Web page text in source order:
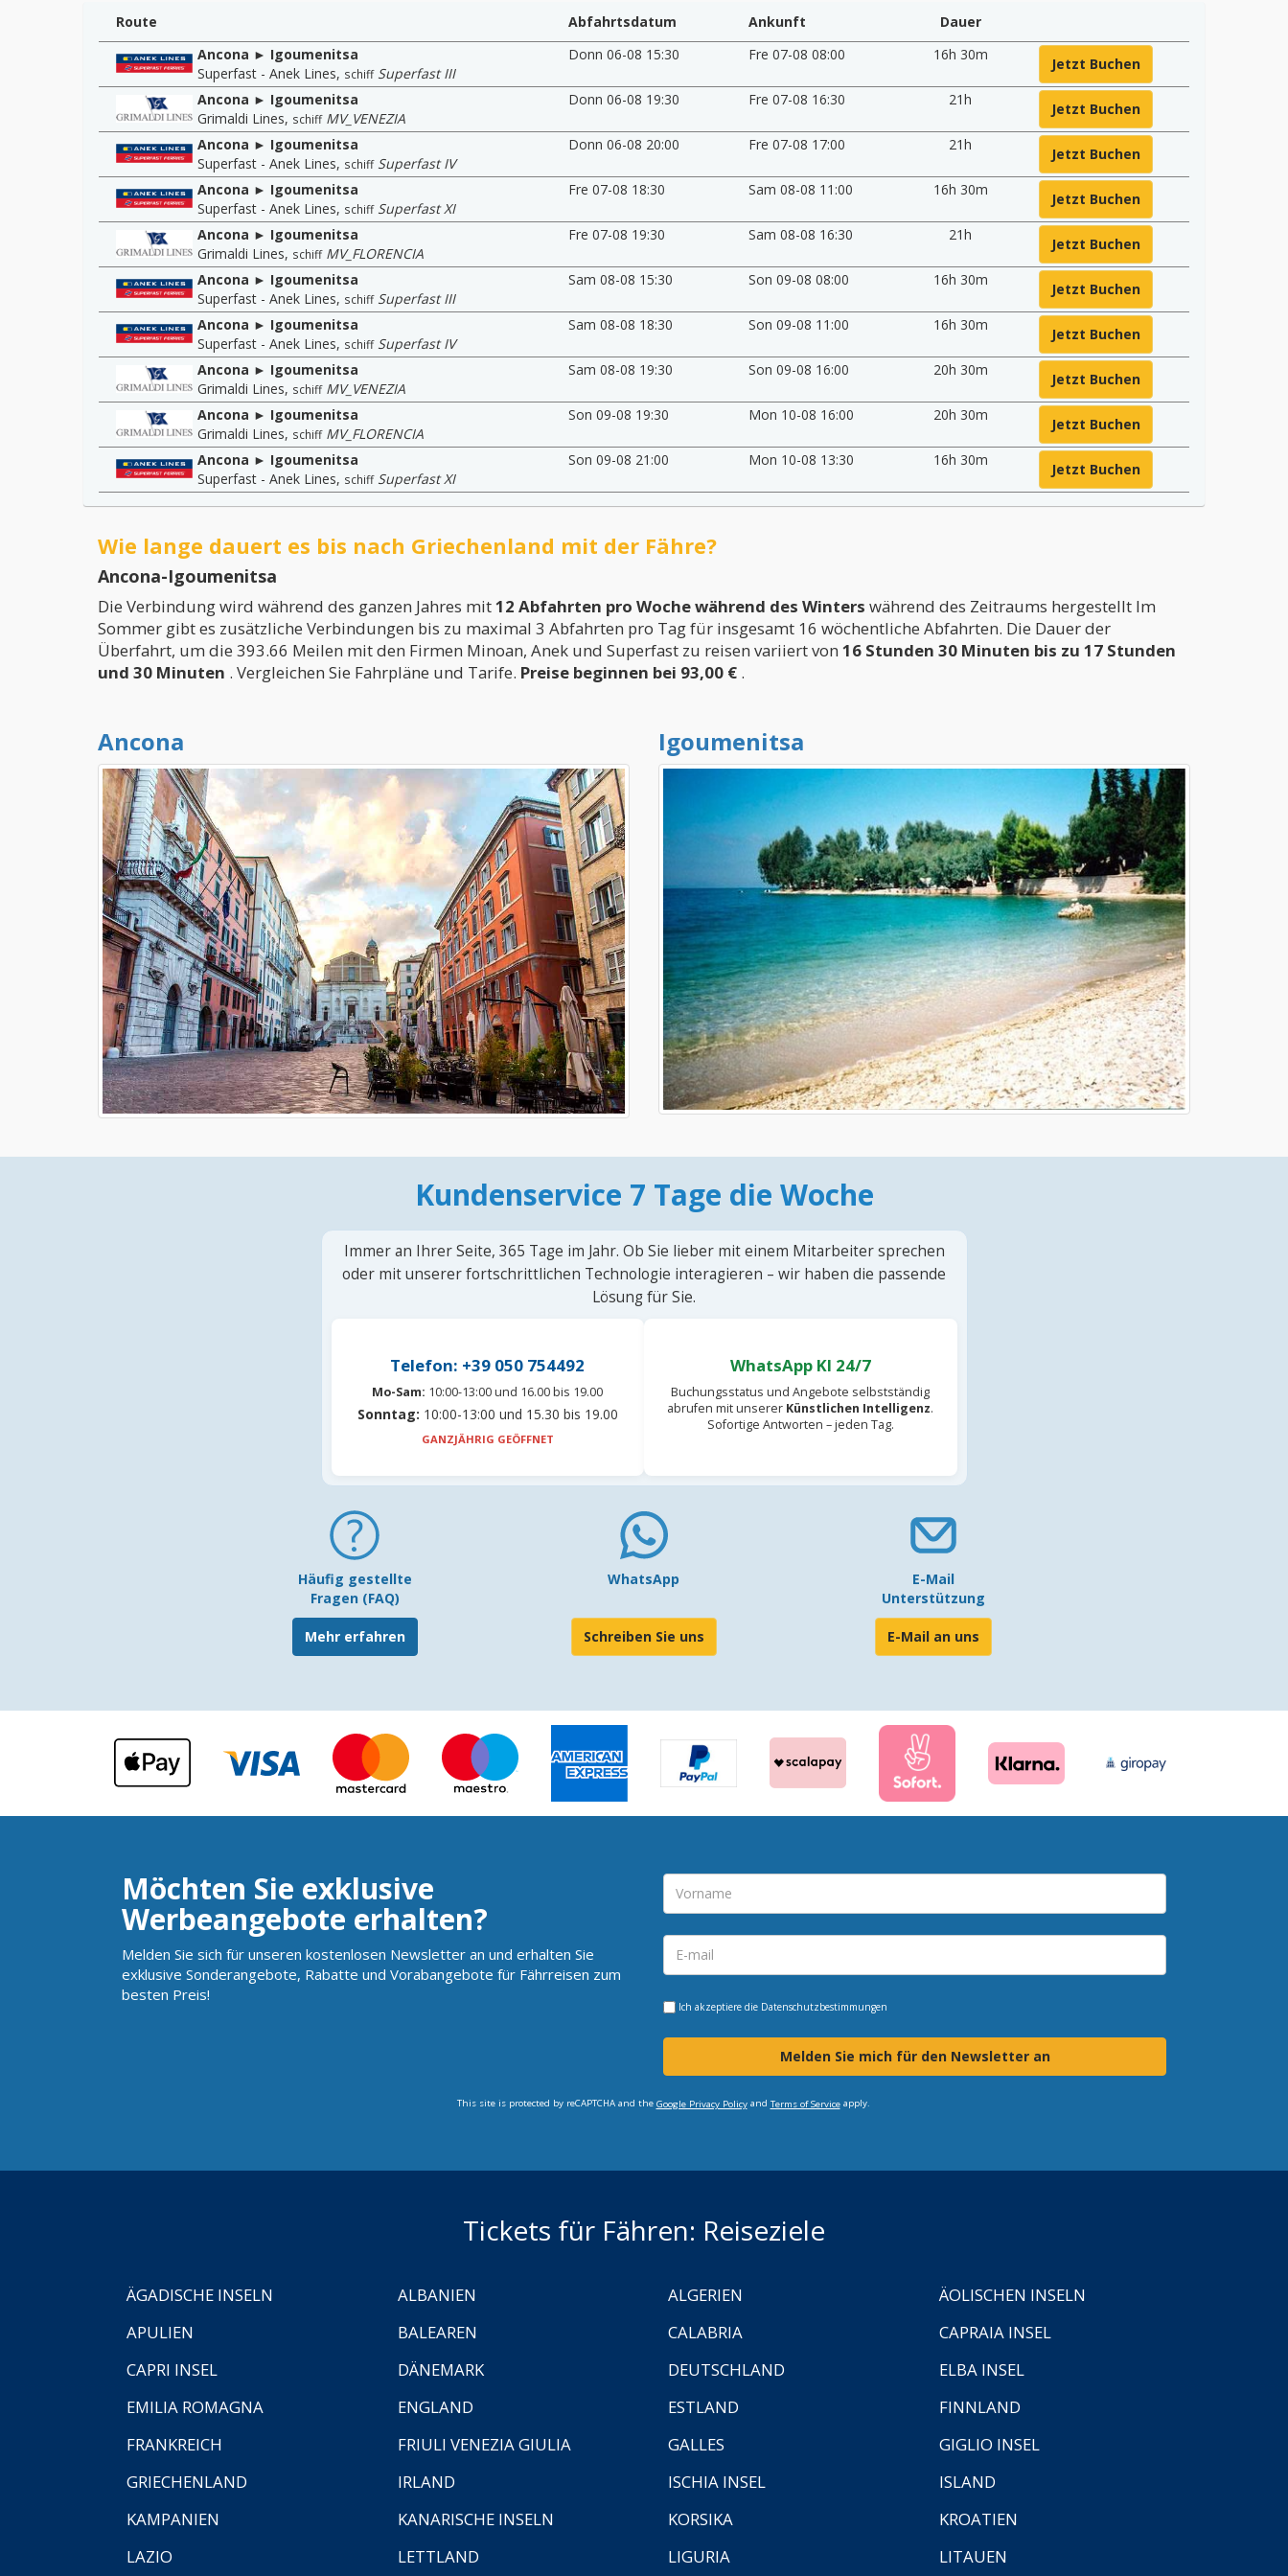
Route Abfahrtsdatum Ankunft
Dauer
Ancona ► Igoumenitsa
Superfast - Anek Lines, schiff Superfast III
Donn 06-08 15:30 Fre 07-08 08:00 16h 30m
Jetzt Buchen
Ancona ► Igoumenitsa
Grimaldi Lines, schiff MV_VENEZIA
Donn 06-08 19:30 Fre 07-08 16:30 21h
Jetzt Buchen
Ancona ► Igoumenitsa
Superfast - Anek Lines, schiff Superfast IV
Donn 06-08 20:00 Fre 07-08 17:00 21h
Jetzt Buchen
Ancona ► Igoumenitsa
Superfast - Anek Lines, schiff Superfast XI
Fre 07-08 18:30 Sam 08-08 11:00 16h 30m
Jetzt Buchen
Ancona ► Igoumenitsa
Grimaldi Lines, schiff MV_FLORENCIA
Fre 07-08 19:30 Sam 08-08 16:30 21h
Jetzt Buchen
Ancona ► Igoumenitsa
Superfast - Anek Lines, schiff Superfast III
Sam 08-08 15:30 Son 09-08 08:00 16h 30m
Jetzt Buchen
Ancona ► Igoumenitsa
Superfast - Anek Lines, schiff Superfast IV
Sam 08-08 18:30 Son 09-08 11:00 16h 30m
Jetzt Buchen
Ancona ► Igoumenitsa
Grimaldi Lines, schiff MV_VENEZIA
Sam 08-08 19:30 Son 09-08 16:00 20h 30m
Jetzt Buchen
Ancona ► Igoumenitsa
Grimaldi Lines, schiff MV_FLORENCIA
Son 09-08 19:30 Mon 10-08 16:00 20h 30m
Jetzt Buchen
Ancona ► Igoumenitsa
Superfast - Anek Lines, schiff Superfast XI
Son 09-08 21:00 Mon 10-08 13:30 16h 30m
Jetzt Buchen
Wie lange dauert es bis nach Griechenland mit der Fähre?
Ancona-Igoumenitsa
Die Verbindung wird während des ganzen Jahres mit12 Abfahrten pro Woche während des Winters während des Zeitraums hergestellt Im
Sommer gibt es zusätzliche Verbindungen bis zu maximal 3 Abfahrten pro Tag für insgesamt 16 wöchentliche Abfahrten. Die Dauer der
Überfahrt, um die 393.66 Meilen mit den Firmen Minoan, Anek und Superfast zu reisen variiert von 16 Stunden 30 Minuten bis zu 17 Stunden
und 30 Minuten . Vergleichen Sie Fahrpläne und Tarife. Preise beginnen bei 93,00 € .
Ancona Igoumenitsa
Kundenservice 7 Tage die Woche
Immer an Ihrer Seite, 365 Tage im Jahr. Ob Sie lieber mit einem Mitarbeiter sprechen
oder mit unserer fortschrittlichen Technologie interagieren – wir haben die passende
Lösung für Sie.
Telefon: +39 050 754492
Mo-Sam: 10:00-13:00 und 16.00 bis 19.00
Sonntag: 10:00-13:00 und 15.30 bis 19.00
GANZJÄHRIG GEÖFFNET
WhatsApp KI 24/7
Buchungsstatus und Angebote selbstständig
abrufen mit unserer Künstlichen Intelligenz.
Sofortige Antworten – jeden Tag.
Häufig gestellte
Fragen (FAQ)
Mehr erfahren
WhatsApp
Schreiben Sie uns
E-Mail
Unterstützung
E-Mail an uns
Möchten Sie exklusive
Werbeangebote erhalten?
Melden Sie sich für unseren kostenlosen Newsletter an und erhalten Sie
exklusive Sonderangebote, Rabatte und Vorabangebote für Fährreisen zum
besten Preis!
Ich akzeptiere die Datenschutzbestimmungen
Melden Sie mich für den Newsletter an
This site is protected by reCAPTCHA and the Google Privacy Policyand Terms of Serviceapply.
Tickets für Fähren: Reiseziele
ÄGADISCHE INSELN ALBANIEN ALGERIEN
ÄOLISCHEN INSELN
APULIEN
BALEAREN CALABRIA
CAPRAIA INSEL
CAPRI INSEL
DÄNEMARK DEUTSCHLAND
ELBA INSEL
EMILIA ROMAGNA
ENGLAND ESTLAND
FINNLAND
FRANKREICH
FRIULI VENEZIA GIULIA GALLES
GIGLIO INSEL
GRIECHENLAND
IRLAND ISCHIA INSEL
ISLAND
KAMPANIEN
KANARISCHE INSELN KORSIKA
KROATIEN
LAZIO
LETTLAND LIGURIA LITAUEN